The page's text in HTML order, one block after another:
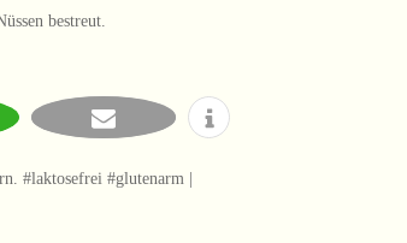
bestreut.
#laktosefrei #glutenarm |